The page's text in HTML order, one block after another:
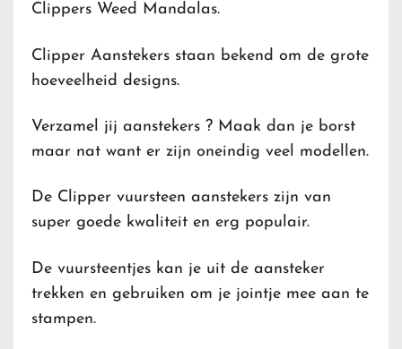
Clippers Weed Mandalas.
Clipper Aanstekers staan bekend om de grote
hoeveelheid designs.
Verzamel jij aanstekers ? Maak dan je borst
maar nat want er zijn oneindig veel modellen.
De Clipper vuursteen aanstekers zijn van
super goede kwaliteit en erg populair.
De vuursteentjes kan je uit de aansteker
trekken en gebruiken om je jointje mee aan te
stampen.